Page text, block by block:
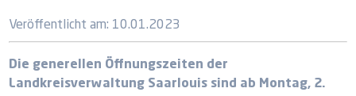
Veröffentlicht am: 10.01.2023
Die generellen Öffnungszeiten der
Landkreisverwaltung Saarlouis sind ab Montag, 2.